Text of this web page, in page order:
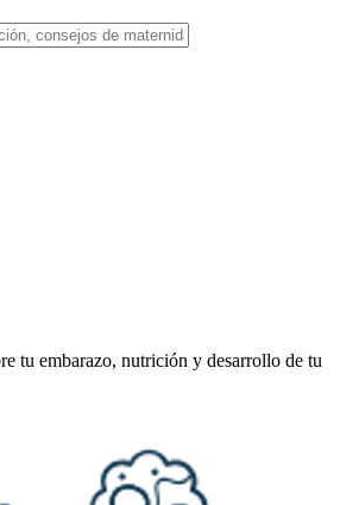
tu embarazo, nutrición y desarrollo de tu